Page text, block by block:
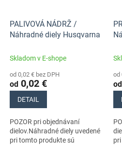
PALIVOVÁ NÁDRŽ /
Náhradné diely Husqvarna
Skladom v E-shope
od 0,02 € bez DPH
od 0,02 €
DETAIL
POZOR pri objednávaní
dielov.Náhradné diely uvedené
pri tomto produkte sú
od
od